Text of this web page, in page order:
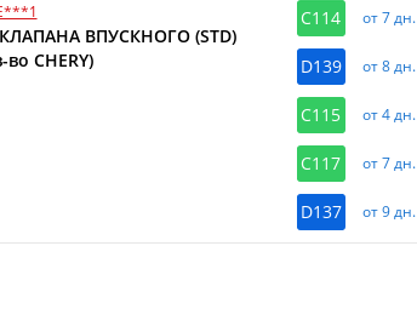
ВПУСКНОГО (STD)
CHERY)
C114 от 7 дн.
D139 от 8 дн.
C115 от 4 дн.
C117 от 7 дн.
D137 от 9 дн.